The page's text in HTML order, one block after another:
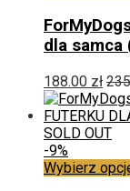
dla
188.00 zł
SOLD OUT
-9%
Wybierz